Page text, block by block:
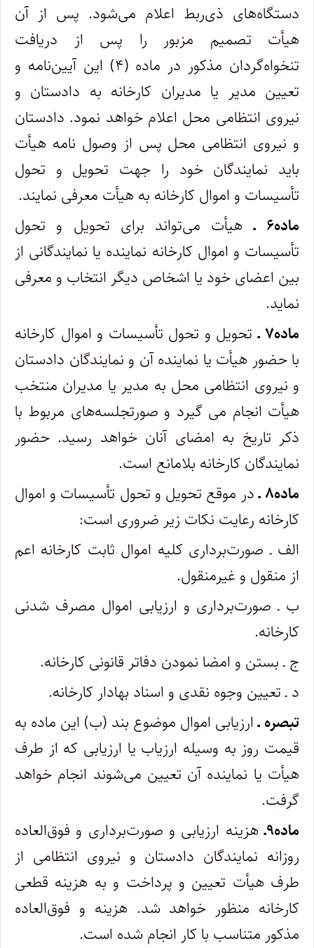
دستگاه‌های ذی‌ربط اعلام می‌شود. پس از آن
هیأت تصمیم مزبور را پس از دریافت
تنخواه‌گردان مذکور در ماده (۴) این آیین­‌نامه و
تعیین مدیر یا مدیران کارخانه به دادستان و
نیروی انتظامی محل اعلام خواهد نمود. دادستان
و نیروی انتظامی محل پس از وصول نامه هیأت
باید نمایندگان خود را جهت تحویل و تحول
تأسیسات و اموال کارخانه به ‌هیأت معرفی نمایند.
ماده۶ ـ
هیأت می‌تواند برای تحویل و تحول
تأسیسات و اموال کارخانه نماینده یا نمایندگانی از
بین اعضای خود یا اشخاص دیگر انتخاب و معرفی
نماید.
ماده۷ ـ
تحویل و تحول تأسیسات و اموال کارخانه
با حضور هیأت یا نماینده آن و نمایندگان دادستان
و نیروی انتظامی محل به مدیر یا مدیران منتخب
هیأت انجام می­ گیرد و صورتجلسه‌های مربوط با
ذکر تاریخ به امضای آنان خواهد رسید. حضور
نمایندگان کارخانه بلامانع است.
ماده۸ ـ
در موقع تحویل و تحول تأسیسات و اموال
کارخانه رعایت نکات زیر ضروری است:
الف ـ صورت‌برداری کلیه اموال ثابت کارخانه اعم
از منقول و غیرمنقول.
ب ـ صورت‌برداری و ارزیابی اموال مصرف شدنی
کارخانه.
ج ـ بستن و امضا نمودن دفاتر قانونی کارخانه.
د ـ تعیین وجوه نقدی و اسناد بهادار کارخانه.
تبصره ـارزیابی اموال موضوع بند (ب) این ماده به
قیمت روز به وسیله ارزیاب یا ارزیابی که از طرف
هیأت یا نماینده آن تعیین می‌شوند انجام خواهد
گرفت.
ماده۹ـ هزینه ارزیابی و صورت‌برداری و فوق‌العاده
روزانه نمایندگان دادستان و نیروی انتظامی از
طرف هیأت تعیین و پرداخت و به هزینه قطعی
کارخانه منظور خواهد شد. هزینه و فوق‌العاده
مذکور متناسب با کار انجام شده است.